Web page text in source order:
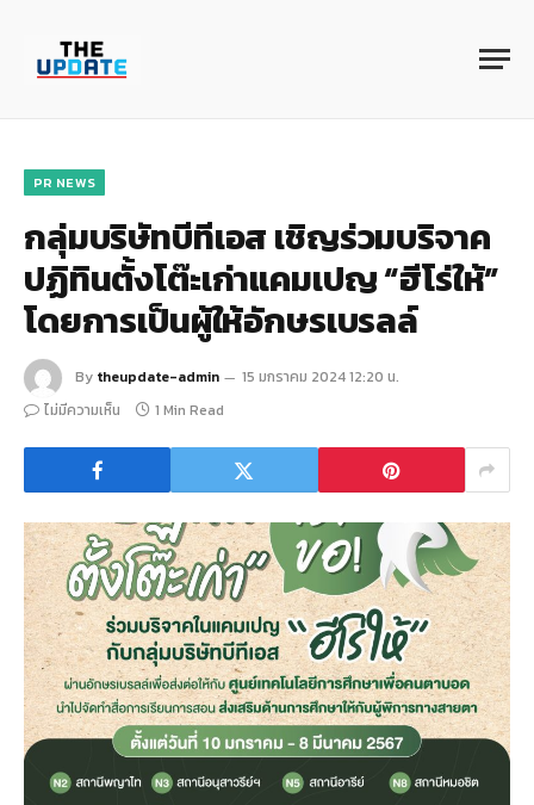
PR NEWS
กลุ่มบริษัทบีทีเอส เชิญร่วมบริจาค
ปฏิทินตั้งโต๊ะเก่าแคมเปญ “ฮีโร่ให้”
โดยการเป็นผู้ให้อักษรเบรลล์
By theupdate-admin
15 มกราคม 2024 12:20 น.
ไม่มีความเห็น
1 Min Read